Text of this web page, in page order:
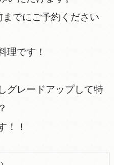
でにご予約ください
理です！
グレードアップして特
！！